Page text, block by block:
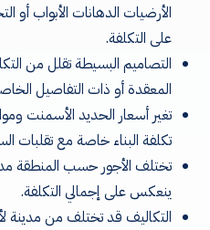
الأرضيات الدهانات الأبواب أو
على التكلفة.
التصاميم البسيطة تقلل من
المعقدة أو ذات التفاصيل
تغير أسعار الحديد الأسمنت
تكلفة البناء خاصة مع تقلبات
تختلف الأجور حسب المنطقة
ينعكس على إجمالي التكلفة.
التكاليف قد تختلف من مدينة